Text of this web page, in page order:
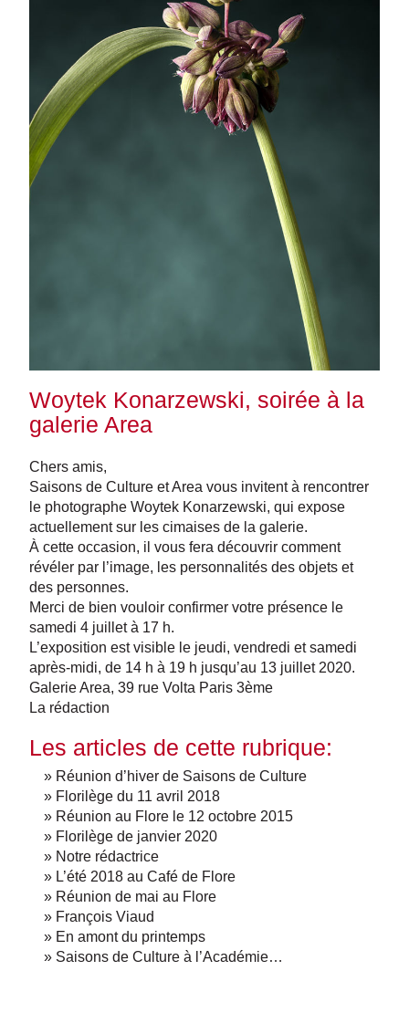
Woytek Konarzewski, soirée à la
galerie Area
Chers amis,
Saisons de Culture et Area vous invitent à rencontrer
le photographe Woytek Konarzewski, qui expose
actuellement sur les cimaises de la galerie.
À cette occasion, il vous fera découvrir comment
révéler par l’image, les personnalités des objets et
des personnes.
Merci de bien vouloir confirmer votre présence le
samedi 4 juillet à 17 h.
L’exposition est visible le jeudi, vendredi et samedi
après-midi, de 14 h à 19 h jusqu’au 13 juillet 2020.
Galerie Area, 39 rue Volta Paris 3ème
La rédaction
Les articles de cette rubrique:
» Réunion d’hiver de Saisons de Culture
» Florilège du 11 avril 2018
» Réunion au Flore le 12 octobre 2015
» Florilège de janvier 2020
» Notre rédactrice
» L’été 2018 au Café de Flore
» Réunion de mai au Flore
» François Viaud
» En amont du printemps
» Saisons de Culture à l’Académie…